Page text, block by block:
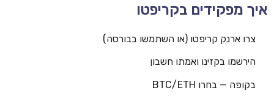
איך מפקידים בקריפטו
צרו ארנק קריפטו (או השתמשו בבורסה)
הירשמו בקזינו ואמתו חשבון
בקופה — בחרו BTC/ETH